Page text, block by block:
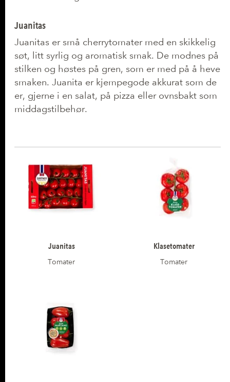
Juanitas
Juanitas er små cherrytomater med en skikkelig
søt, litt syrlig og aromatisk smak. De modnes på
stilken og høstes på gren, som er med på å heve
smaken. Juanita er kjempegode akkurat som de
er, gjerne i en salat, på pizza eller ovnsbakt som
middagstilbehør.
Juanitas
Tomater
Klasetomater
Tomater